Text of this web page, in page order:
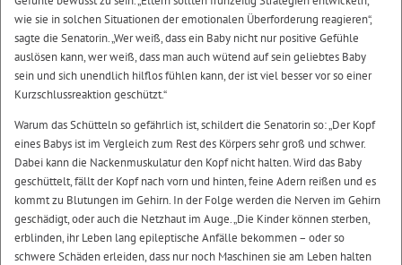
wie sie in solchen Situationen der emotionalen Überforderung reagieren“,
sagte die Senatorin. „Wer weiß, dass ein Baby nicht nur positive Gefühle
auslösen kann, wer weiß, dass man auch wütend auf sein geliebtes Baby
sein und sich unendlich hilflos fühlen kann, der ist viel besser vor so einer
Kurzschlussreaktion geschützt.“
Warum das Schütteln so gefährlich ist, schildert die Senatorin so: „Der Kopf
eines Babys ist im Vergleich zum Rest des Körpers sehr groß und schwer.
Dabei kann die Nackenmuskulatur den Kopf nicht halten. Wird das Baby
geschüttelt, fällt der Kopf nach vorn und hinten, feine Adern reißen und es
kommt zu Blutungen im Gehirn. In der Folge werden die Nerven im Gehirn
geschädigt, oder auch die Netzhaut im Auge. „Die Kinder können sterben,
erblinden, ihr Leben lang epileptische Anfälle bekommen – oder so
schwere Schäden erleiden, dass nur noch Maschinen sie am Leben halten